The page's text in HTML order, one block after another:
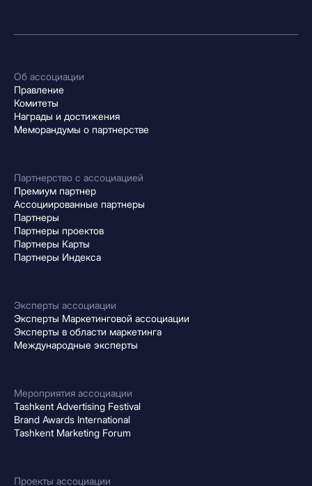
Об ассоциации
Правление
Комитеты
Награды и достижения
Меморандумы о партнерстве
Партнерство с ассоциацией
Премиум партнер
Ассоциированные партнеры
Партнеры
Партнеры проектов
Партнеры Карты
Партнеры Индекса
Эксперты ассоциации
Эксперты Маркетинговой ассоциации
Эксперты в области маркетинга
Международные эксперты
Мероприятия ассоциации
Tashkent Advertising Festival
Brand Awards International
Tashkent Marketing Forum
Проекты ассоциации